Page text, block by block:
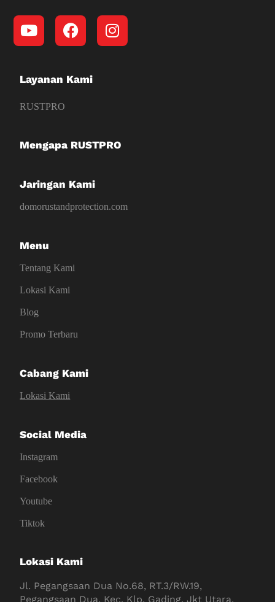
Layanan Kami
RUSTPRO
Mengapa RUSTPRO
Jaringan Kami
domorustandprotection.com
Menu
Tentang Kami
Lokasi Kami
Blog
Promo Terbaru
Cabang Kami
Lokasi Kami
Social Media
Instagram
Facebook
Youtube
Tiktok
Lokasi Kami
Jl. Pegangsaan Dua No.68, RT.3/RW.19,
Pegangsaan Dua, Kec. Klp. Gading, Jkt Utara,